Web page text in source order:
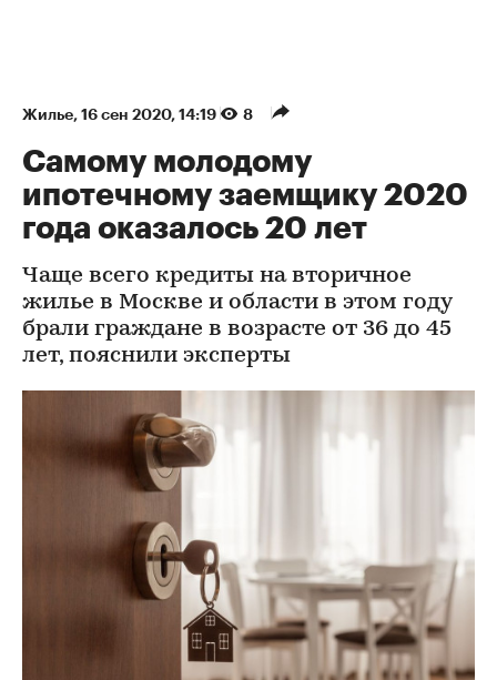
Жилье⁠, 16 сен 2020, 14:19 8
Самому молодому
ипотечному заемщику 2020
года оказалось 20 лет
Чаще всего кредиты на вторичное
жилье в Москве и области в этом году
брали граждане в возрасте от 36 до 45
лет, пояснили эксперты